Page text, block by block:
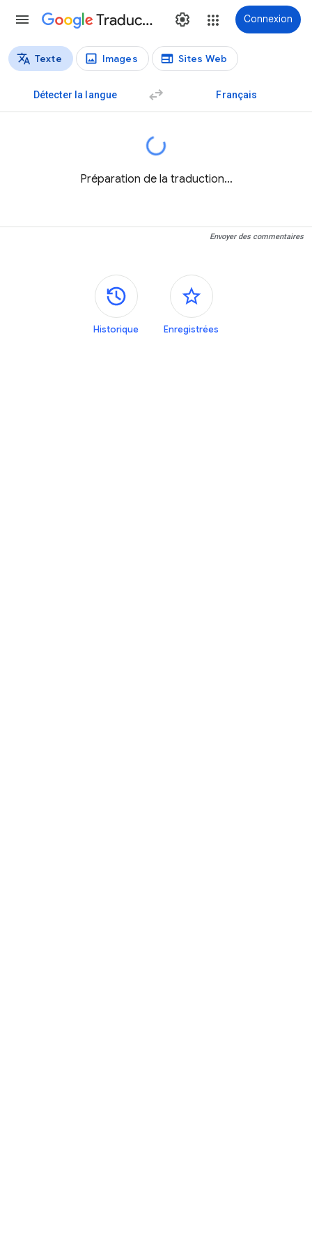
Traduction Connexion
Types de traductions
Texte Images Sites Web
Détecter la langue Français
Préparation de la traduction…
Envoyer des commentaires
Panneaux latéraux
Historique Enregistrées